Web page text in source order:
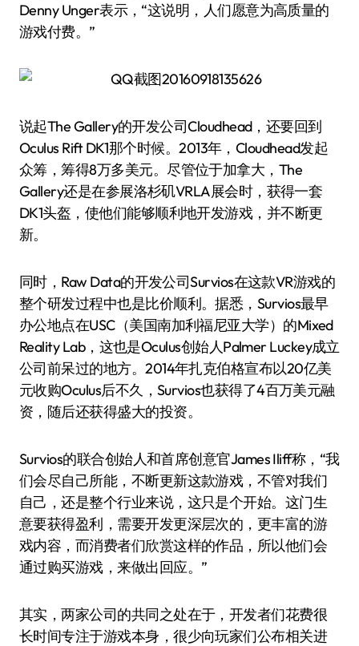
Denny Unger表示，“这说明，人们愿意为高质量的
游戏付费。”
说起The Gallery的开发公司Cloudhead，还要回到
Oculus Rift DK1那个时候。2013年，Cloudhead发起
众筹，筹得8万多美元。尽管位于加拿大，The
Gallery还是在参展洛杉矶VRLA展会时，获得一套
DK1头盔，使他们能够顺利地开发游戏，并不断更
新。
同时，Raw Data的开发公司Survios在这款VR游戏的
整个研发过程中也是比价顺利。据悉，Survios最早
办公地点在USC（美国南加利福尼亚大学）的Mixed
Reality Lab，这也是Oculus创始人Palmer Luckey成立
公司前呆过的地方。2014年扎克伯格宣布以20亿美
元收购Oculus后不久，Survios也获得了4百万美元融
资，随后还获得盛大的投资。
Survios的联合创始人和首席创意官James Iliff称，“我
们会尽自己所能，不断更新这款游戏，不管对我们
自己，还是整个行业来说，这只是个开始。这门生
意要获得盈利，需要开发更深层次的，更丰富的游
戏内容，而消费者们欣赏这样的作品，所以他们会
通过购买游戏，来做出回应。”
其实，两家公司的共同之处在于，开发者们花费很
长时间专注于游戏本身，很少向玩家们公布相关进